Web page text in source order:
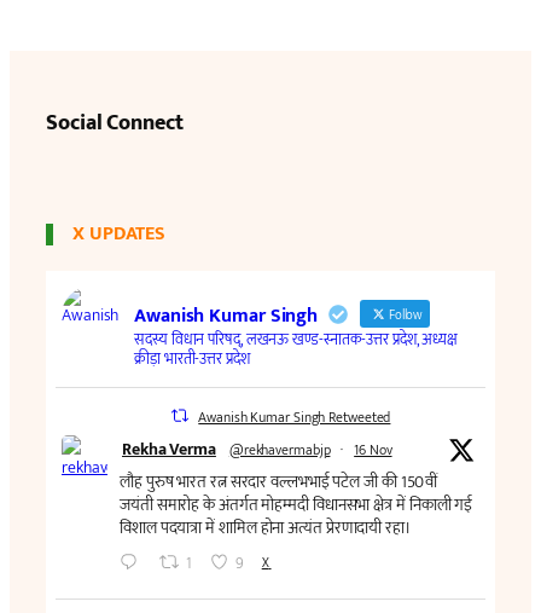
Social Connect
X UPDATES